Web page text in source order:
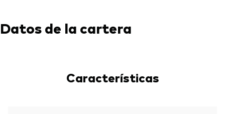
Datos de la cartera
Características